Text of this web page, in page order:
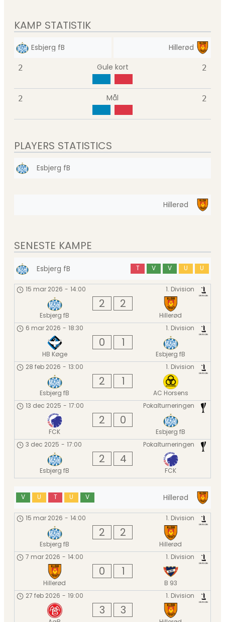
KAMP STATISTIK
Esbjerg fB Hillerød
2 Gule kort 2
2 Mål 2
PLAYERS STATISTICS
Esbjerg fB
Hillerød
SENESTE KAMPE
Esbjerg fB T V V U U
1. Division
15 mar 2026 - 14:00
Esbjerg fB
2 2
Hillerød
1. Division
6 mar 2026 - 18:30
HB Køge
0 1
Esbjerg fB
1. Division
28 feb 2026 - 13:00
Esbjerg fB
2 1
AC Horsens
Pokalturneringen
13 dec 2025 - 17:00
FCK
2 0
Esbjerg fB
Pokalturneringen
3 dec 2025 - 17:00
Esbjerg fB
2 4
FCK
Hillerød
V U T U V
1. Division
15 mar 2026 - 14:00
Esbjerg fB
2 2
Hillerød
1. Division
7 mar 2026 - 14:00
Hillerød
0 1
B 93
1. Division
27 feb 2026 - 19:00
3 3